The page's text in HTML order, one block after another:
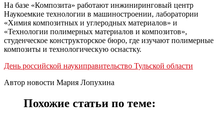
На базе «Композита» работают инжиниринговый центр
Наукоемкие технологии в машиностроении, лаборатории
«Химия композитных и углеродных материалов» и
«Технологии полимерных материалов и композитов»,
студенческое конструкторское бюро, где изучают полимерные
композиты и технологическую оснастку.
День российской наукиправительство Тульской области
Автор новости Мария Лопухина
Похожие статьи по теме: